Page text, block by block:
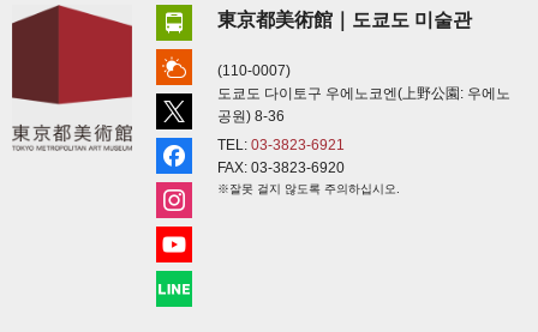
東京都美術館｜도쿄도 미술관
(110-0007)
도쿄도 다이토구 우에노코엔(上野公園: 우에노
공원) 8-36
TEL: 03-3823-6921
FAX: 03-3823-6920
※잘못 걸지 않도록 주의하십시오.